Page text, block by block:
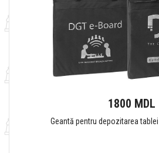
1800 MDL
Geantă pentru depozitarea